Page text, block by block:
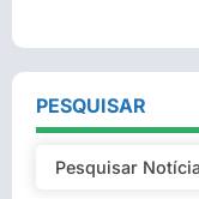
PESQUISAR